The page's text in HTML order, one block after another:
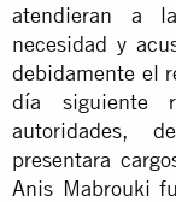
atendieran a
necesidad y
debidamente el
día siguiente
autoridades,
presentara
Anis Mabrouki